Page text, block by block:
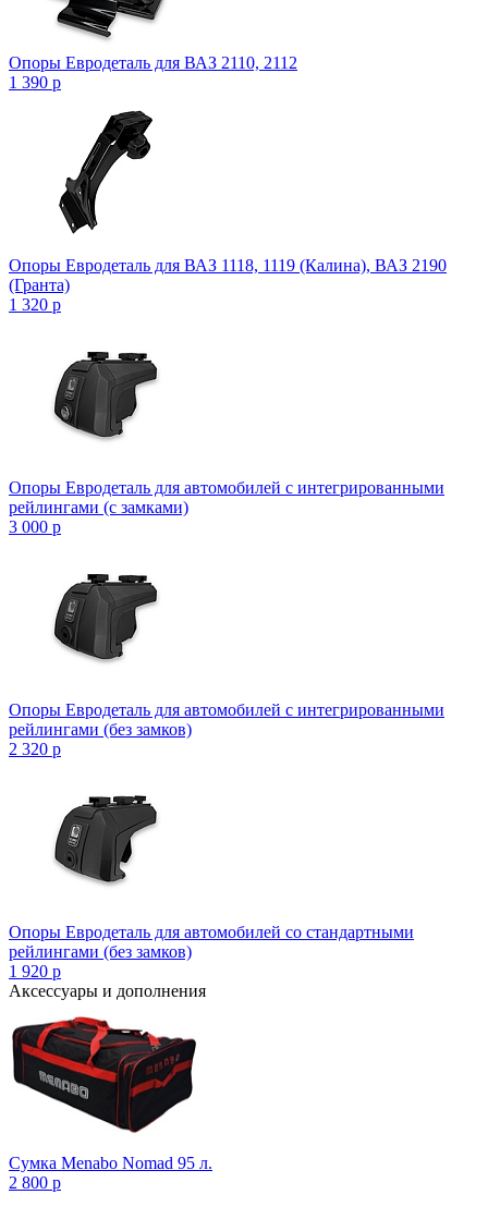
Опоры Евродеталь для ВАЗ 2110, 2112
1 390 p
Опоры Евродеталь для ВАЗ 1118, 1119 (Калина), ВАЗ 2190
(Гранта)
1 320 p
Опоры Евродеталь для автомобилей с интегрированными
рейлингами (с замками)
3 000 p
Опоры Евродеталь для автомобилей с интегрированными
рейлингами (без замков)
2 320 p
Опоры Евродеталь для автомобилей со стандартными
рейлингами (без замков)
1 920 p
Аксессуары и дополнения
Сумка Menabo Nomad 95 л.
2 800 p